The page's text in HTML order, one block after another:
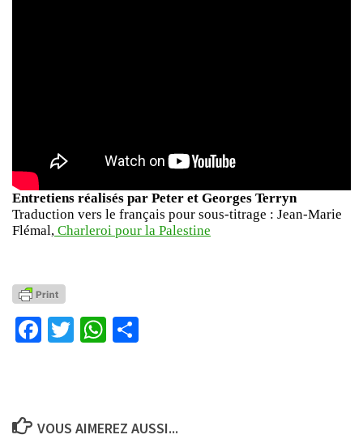
Entretiens réalisés par Peter et Georges Terryn
Traduction vers le français pour sous-titrage : Jean-Marie
Flémal, Charleroi pour la Palestine
Facebook
TwitterWhatsApp
VOUS AIMEREZ AUSSI...